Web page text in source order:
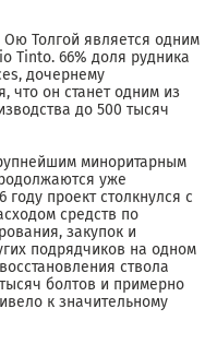
Ою Толгой является одним
Tinto. 66% доля рудника
дочернему
что он станет одним из
до 500 тысяч
миноритарным
уже
году проект столкнулся с
средств по
закупок и
подрядчиков на одном
ствола
болтов и примерно
к значительному